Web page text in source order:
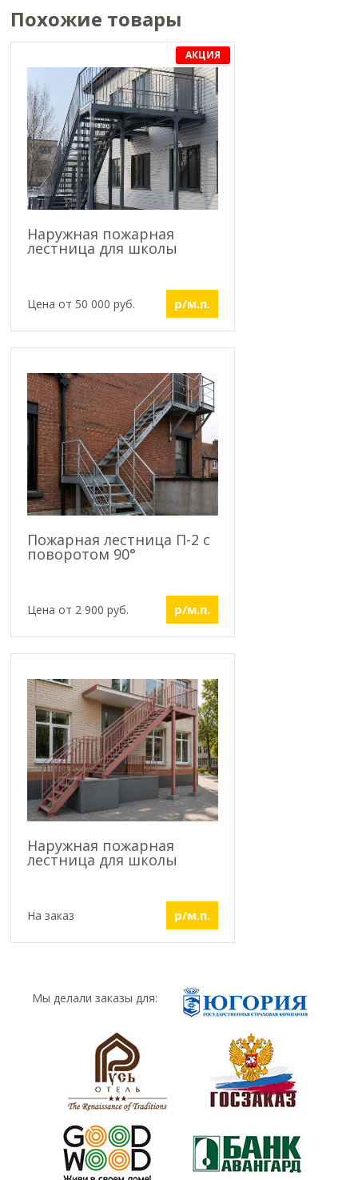
Похожие товары
АКЦИЯ
Наружная пожарная
лестница для школы
Цена от 50 000 руб. р/м.п.
Пожарная лестница П-2 с
поворотом 90°
Цена от 2 900 руб. р/м.п.
Наружная пожарная
лестница для школы
На заказ р/м.п.
Мы делали заказы для: